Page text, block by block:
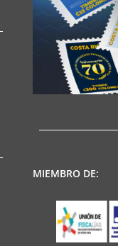
MIEMBRO DE: